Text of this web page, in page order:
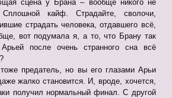
сцена у Брана – вообще никого не
кайф. Страдайте, сволочи,
страдать человека, отдавшего всё,
вот подумала я, а то, что Брану так
после очень странного сна всё
предатель, но вы его глазами Арьи
жалко становится. И, вроде, хочется,
получил нормальный финал. С другой